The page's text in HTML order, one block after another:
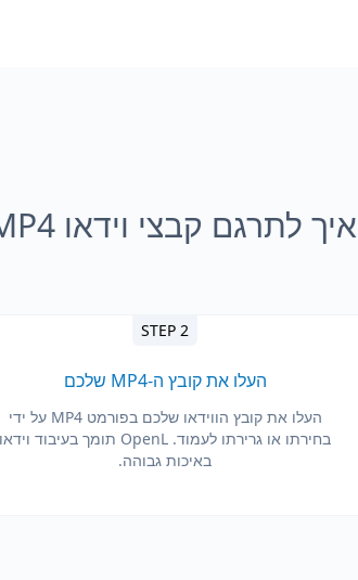
איך לתרגם קבצי וידאו MP4?
STEP 2
העלו את קובץ ה-MP4 שלכם
העלו את קובץ הווידאו שלכם בפורמט MP4 על ידי
בחירתו או גרירתו לעמוד. OpenL תומך בעיבוד וידאו
באיכות גבוהה.